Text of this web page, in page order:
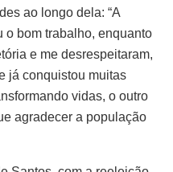
ao longo dela: “A
o bom trabalho, enquanto
e me desrespeitaram,
já conquistou muitas
vidas, o outro
agradecer a população